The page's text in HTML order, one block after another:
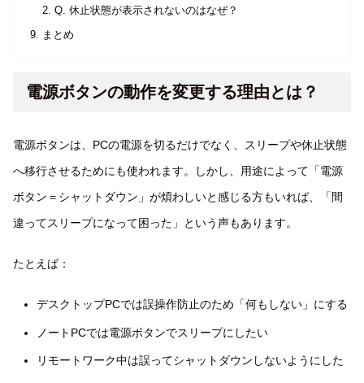
Q. 休止状態が表示されないのはなぜ？
まとめ
電源ボタンの動作を変更する理由とは？
電源ボタンは、PCの電源を切るだけでなく、スリープや休止状態
へ移行させるためにも使われます。しかし、用途によって「電源
ボタン＝シャットダウン」が煩わしいと感じる方もいれば、「間
違ってスリープになって困った」という声もあります。
たとえば：
デスクトップPCでは誤操作防止のため「何もしない」にする
ノートPCでは電源ボタンでスリープにしたい
リモートワーク中は誤ってシャットダウンしないようにした